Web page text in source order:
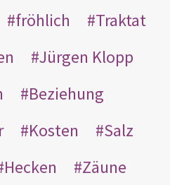
fröhlich
Traktat
Jürgen Klopp
Beziehung
Kosten
Salz
Hecken Zäune